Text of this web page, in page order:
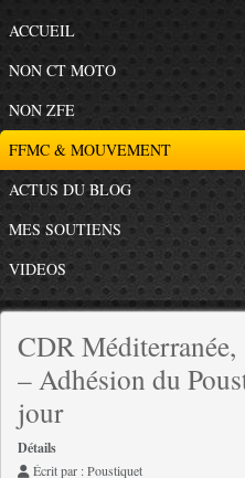
ACCUEIL
NON CT MOTO
NON ZFE
FFMC & MOUVEMENT
ACTUS DU BLOG
MES SOUTIENS
VIDEOS
CDR
– Adhésion du
jour
Détails
Écrit par :Poustiquet